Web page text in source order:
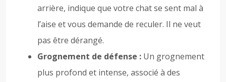
arrière, indique que votre chat se sent mal à
l’aise et vous demande de reculer. Il ne veut
pas être dérangé.
Grognement de défense : Un grognement
plus profond et intense, associé à des